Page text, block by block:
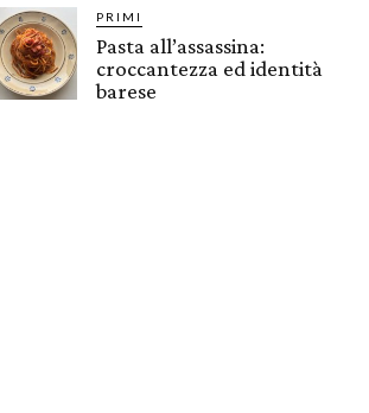
PRIMI
Pasta all’assassina:
croccantezza ed identità
barese